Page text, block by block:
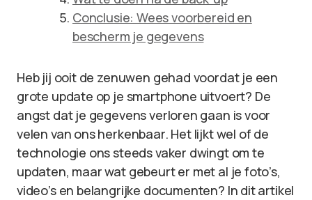
Conclusie: Wees voorbereid en
bescherm je gegevens
Heb jij ooit de zenuwen gehad voordat je een
grote update op je smartphone uitvoert? De
angst dat je gegevens verloren gaan is voor
velen van ons herkenbaar. Het lijkt wel of de
technologie ons steeds vaker dwingt om te
updaten, maar wat gebeurt er met al je foto’s,
video’s en belangrijke documenten? In dit artikel